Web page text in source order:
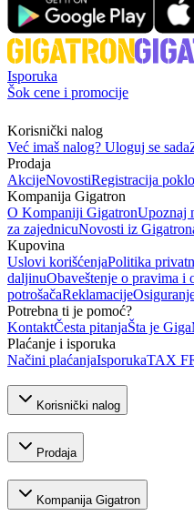
Isporuka
Šok cene i promocije
Korisnički nalog
Već imaš nalog? Uloguj se sada
Prodaja
AkcijeNovostiRegistracija
Kompanija Gigatron
O Kompaniji GigatronUpoznaj
za zajednicuNovosti iz
Kupovina
Uslovi korišćenjaPolitika
daljinuObaveštenje o pravima i
potrošačaReklamacije
Potrebna ti je pomoć?
KontaktČesta pitanjaŠta je
Plaćanje i isporuka
Načini plaćanjaIsporukaTAX
Korisnički nalog
Prodaja
Kompanija Gigatron